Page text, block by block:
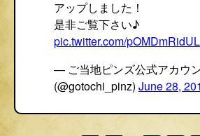
アップしました！
是非ご覧下さい♪
pic.twitter.com/pOMDmRidUL
— ご当地ピンズ公式アカウ
(@gotochi_pinz) June 28,